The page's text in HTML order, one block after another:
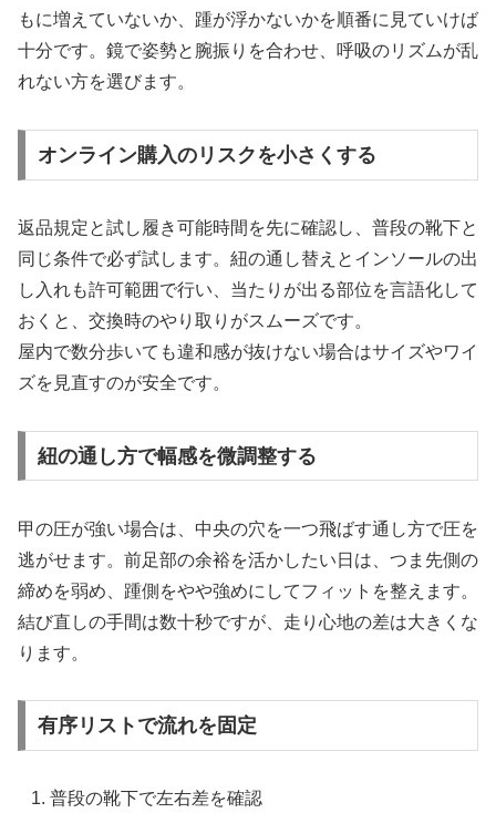
もに増えていないか、踵が浮かないかを順番に見ていけば
十分です。鏡で姿勢と腕振りを合わせ、呼吸のリズムが乱
れない方を選びます。
オンライン購入のリスクを小さくする
返品規定と試し履き可能時間を先に確認し、普段の靴下と
同じ条件で必ず試します。紐の通し替えとインソールの出
し入れも許可範囲で行い、当たりが出る部位を言語化して
おくと、交換時のやり取りがスムーズです。
屋内で数分歩いても違和感が抜けない場合はサイズやワイ
ズを見直すのが安全です。
紐の通し方で幅感を微調整する
甲の圧が強い場合は、中央の穴を一つ飛ばす通し方で圧を
逃がせます。前足部の余裕を活かしたい日は、つま先側の
締めを弱め、踵側をやや強めにしてフィットを整えます。
結び直しの手間は数十秒ですが、走り心地の差は大きくな
ります。
有序リストで流れを固定
普段の靴下で左右差を確認